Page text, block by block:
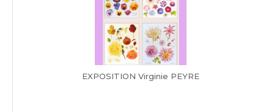
EXPOSITION Virginie PEYRE